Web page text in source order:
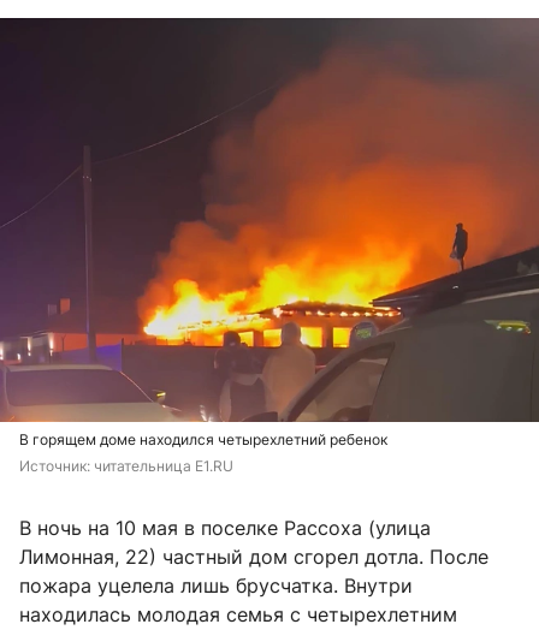
В горящем доме находился четырехлетний ребенок
Источник: читательница E1.RU
В ночь на 10 мая в поселке Рассоха (улица
Лимонная, 22) частный дом сгорел дотла. После
пожара уцелела лишь брусчатка. Внутри
находилась молодая семья с четырехлетним